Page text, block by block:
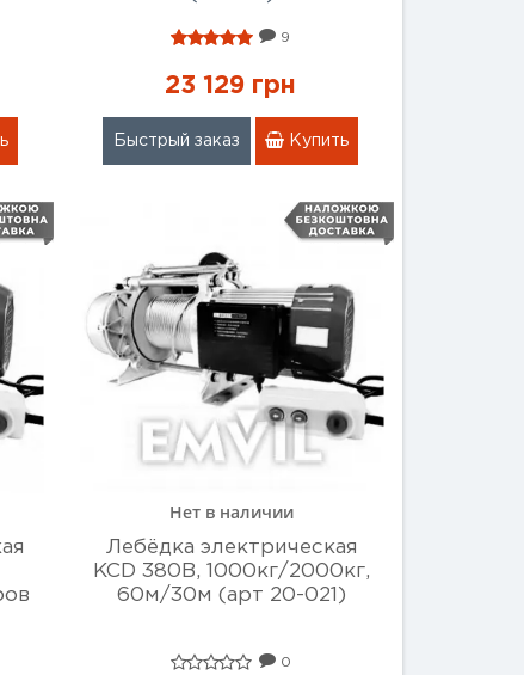
9
23 129 грн
Быстрый заказ Купить
Нет в наличии
Лебёдка электрическая
KCD 380В, 1000кг/2000кг,
60м/30м (арт 20-021)
0